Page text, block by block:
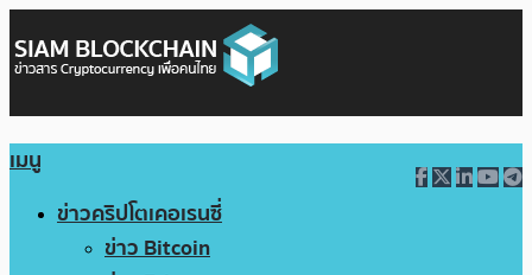
เมนู
ข่าวคริปโตเคอเรนซี่
ข่าว Bitcoin